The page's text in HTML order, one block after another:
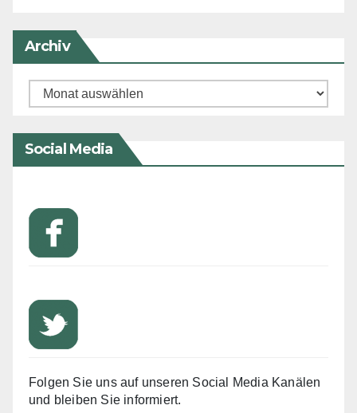
Archiv
Archiv
Social Media
Folgen Sie uns auf unseren Social Media Kanälen
und bleiben Sie informiert.